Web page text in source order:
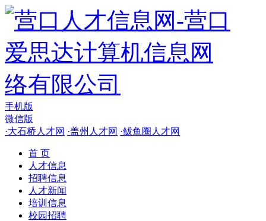
手机版
微信版
·大石桥人才网 ·盖州人才网 ·鲅鱼圈人才网
首 页
人才信息
招聘信息
人才新闻
培训信息
校园招聘